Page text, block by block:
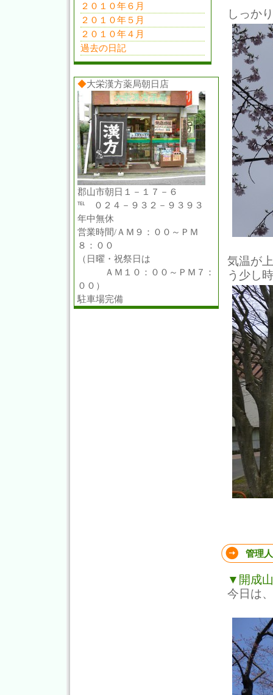
しっか
気温が
う少し
管理
▼開成
今日は
２０１０年６月
２０１０年５月
２０１０年４月
過去の日記
◆大栄漢方薬局朝日店
郡山市朝日１－１７－６
℡ ０２４－９３２－９３９３
年中無休
営業時間/ＡＭ９：００～ＰＭ
８：００
（日曜・祝祭日は
ＡＭ１０：００～ＰＭ７：
００）
駐車場完備